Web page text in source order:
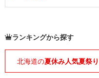
ランキングから探す
北海道の夏休み人気夏祭り